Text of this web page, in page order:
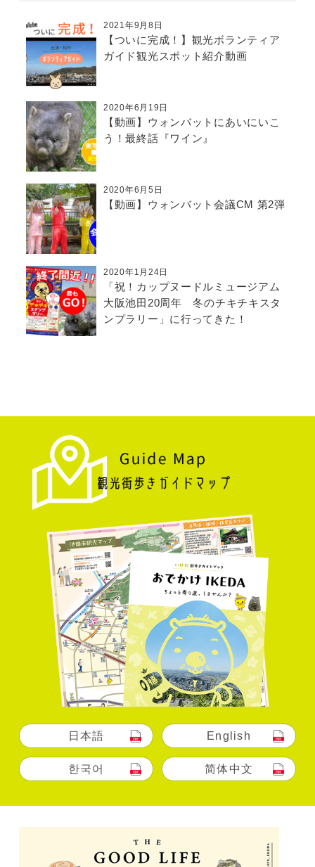
2021年9月8日
【ついに完成！】観光ボランティア
ガイド観光スポット紹介動画
2020年6月19日
【動画】ウォンバットにあいにいこ
う！最終話『ワイン』
2020年6月5日
【動画】ウォンバット会議CM 第2弾
2020年1月24日
「祝！カップヌードルミュージアム
大阪池田20周年 冬のチキチキスタ
ンプラリー」に行ってきた！
日本語 English
한국어 简体中文